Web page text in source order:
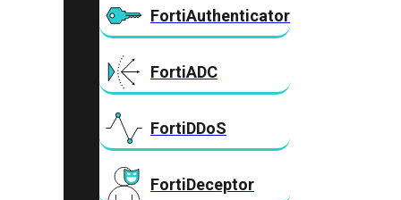
FortiAuthenticator
FortiADC
FortiDDoS
FortiDeceptor